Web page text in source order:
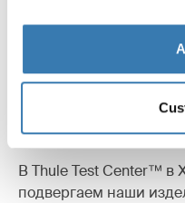
Toggle guides and
Максимально
В Thule Test Center™ в
подвергаем наши